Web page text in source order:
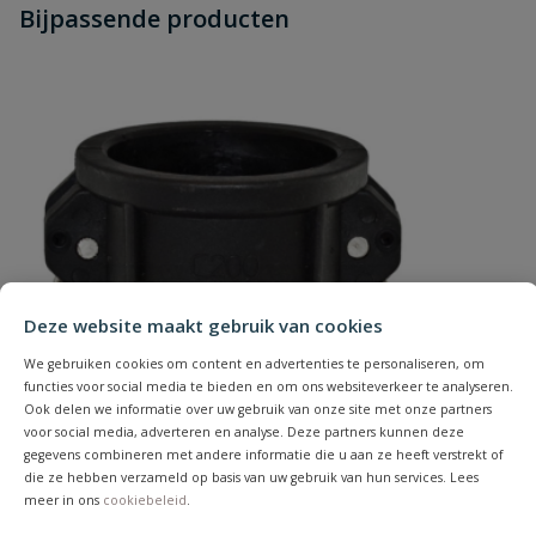
Deze website maakt gebruik van cookies
We gebruiken cookies om content en advertenties te personaliseren, om
functies voor social media te bieden en om ons websiteverkeer te analyseren.
Ook delen we informatie over uw gebruik van onze site met onze partners
voor social media, adverteren en analyse. Deze partners kunnen deze
gegevens combineren met andere informatie die u aan ze heeft verstrekt of
die ze hebben verzameld op basis van uw gebruik van hun services. Lees
meer in ons cookiebeleid.
Materiaal RVS 316
Merknaam Camlock
dit product?
Schrijf zelf een beoordeling
Uw waardering:
Naam
Samenvatting
Beoordeling
Bijpassende producten